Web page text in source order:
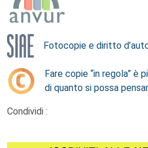
Fotocopie e diritto
Fare copie “in regola” è
di quanto si possa
Condividi :